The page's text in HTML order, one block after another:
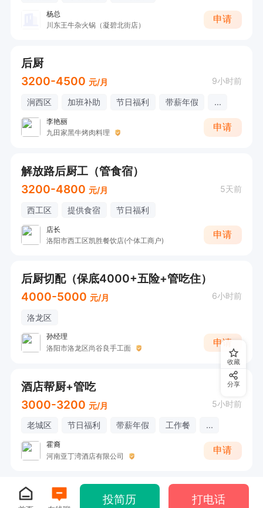
杨总
川东王牛杂火锅（凝碧北街店）
申请
后厨
3200-4500 元/月 9小时前
涧西区 加班补助 节日福利 带薪年假 ...
李艳丽
九田家黑牛烤肉料理
申请
解放路后厨工（管食宿）
3200-4800 元/月 5天前
西工区 提供食宿 节日福利
店长
洛阳市西工区凯胜餐饮店(个体工商户)
申请
后厨切配（保底4000+五险+管吃住）
4000-5000 元/月 6小时前
洛龙区
孙经理
洛阳市洛龙区尚谷良手工面
申请
酒店帮厨+管吃
3000-3200 元/月 5小时前
老城区 节日福利 带薪年假 工作餐 ...
霍裔
河南亚丁湾酒店有限公司
申请
收藏
分享
投简历 打电话